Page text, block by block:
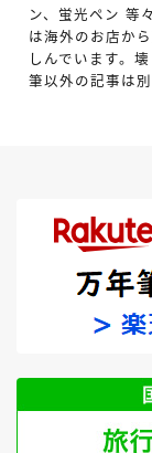
ン、蛍光ペン 等
は海外のお店か
しんでいます。
筆以外の記事は